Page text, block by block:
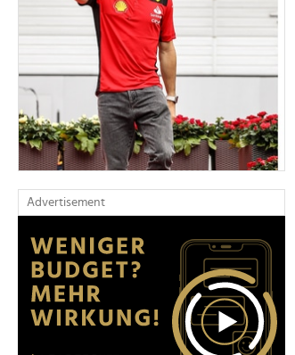
Advertisement